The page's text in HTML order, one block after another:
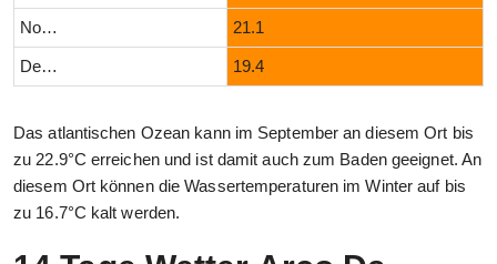
November 21.1
Dezember 19.4
Das atlantischen Ozean kann im September an diesem Ort bis
zu 22.9°C erreichen und ist damit auch zum Baden geeignet. An
diesem Ort können die Wassertemperaturen im Winter auf bis
zu 16.7°C kalt werden.